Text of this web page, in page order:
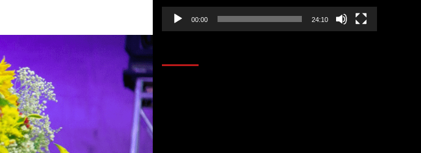
00:00 24:10